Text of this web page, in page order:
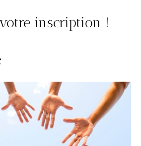
inscription !